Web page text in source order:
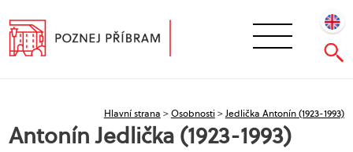
Hlavní strana >Osobnosti>Jedlička Antonín (1923-1993)
Antonín Jedlička (1923-1993)